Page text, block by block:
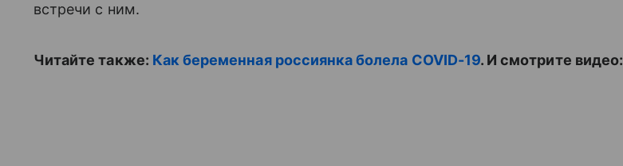
встречи с ним.
Читайте также: Как беременная россиянка болела COVID-19. И смотрите видео: